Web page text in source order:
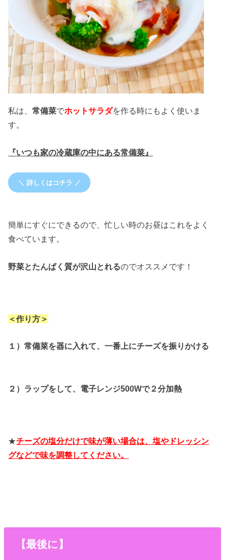
私は、常備菜でホットサラダを作る時にもよく使いま
す。
『いつも家の冷蔵庫の中にある常備菜』
＼ 詳しくはコチラ ／
簡単にすぐにできるので、忙しい時のお昼はこれをよく
食べています。
野菜とたんぱく質が沢山とれるのでオススメです！
＜作り方＞
１）常備菜を器に入れて、一番上にチーズを振りかける
２）ラップをして、電子レンジ500Wで２分加熱
★チーズの塩分だけで味が薄い場合は、塩やドレッシン
グなどで味を調整してください。
【最後に】